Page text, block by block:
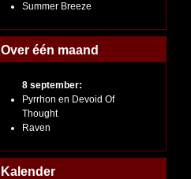
Summer Breeze
Over één maand
8 september:
Pyrrhon en Devoid Of
Thought
Raven
Kalender